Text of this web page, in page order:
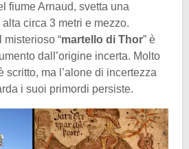
fiume Arnaud, svetta una
circa 3 metri e mezzo.
misterioso “martello di Thor” è
dall’origine incerta. Molto
scritto, ma l’alone di incertezza
i suoi primordi persiste.